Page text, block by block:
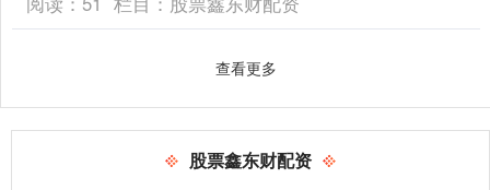
查看更多
股票鑫东财配资